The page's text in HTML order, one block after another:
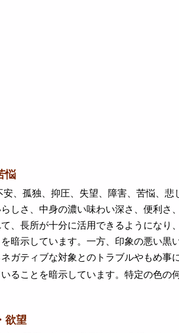
悩
、孤独、抑圧、失望、障害、苦悩、
しさ、中身の濃い味わい深さ、便利
、長所が十分に活用できるようにな
暗示しています。一方、印象の悪い
ガティブな対象とのトラブルやもめ
ることを暗示しています。特定の色の
欲望